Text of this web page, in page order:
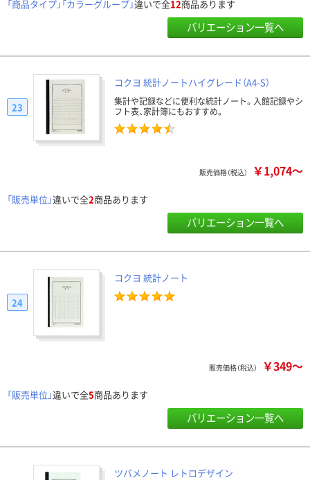
「商品タイプ」「カラーグループ」違いで全12商品あります
バリエーション一覧へ
コクヨ 統計ノートハイグレード（A4-S）
集計や記録などに便利な統計ノート。入館記録やシ
フト表、家計簿にもおすすめ。
23
販売価格（税込） ￥1,074～
「販売単位」違いで全2商品あります
バリエーション一覧へ
コクヨ 統計ノート
24
販売価格（税込） ￥349～
「販売単位」違いで全5商品あります
バリエーション一覧へ
ツバメノート レトロデザイン